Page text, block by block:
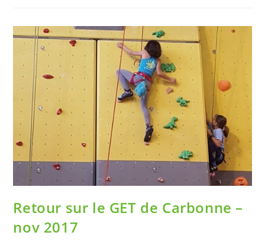
Retour sur le GET de Carbonne –
nov 2017